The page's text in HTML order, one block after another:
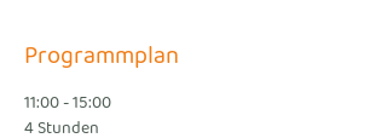
Programmplan
11:00 - 15:00
4 Stunden